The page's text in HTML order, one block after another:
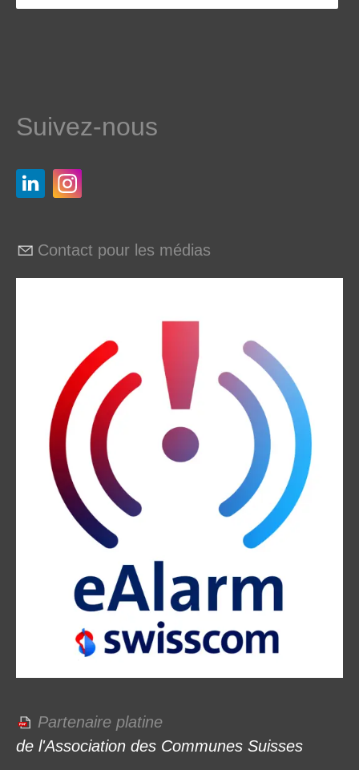
Suivez-nous
Contact pour les médias
Partenaire platine
de l'Association des Communes Suisses